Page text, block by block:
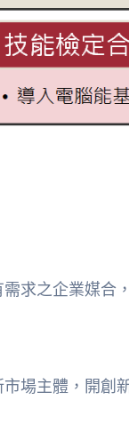
求之企業媒合
場主體，開創